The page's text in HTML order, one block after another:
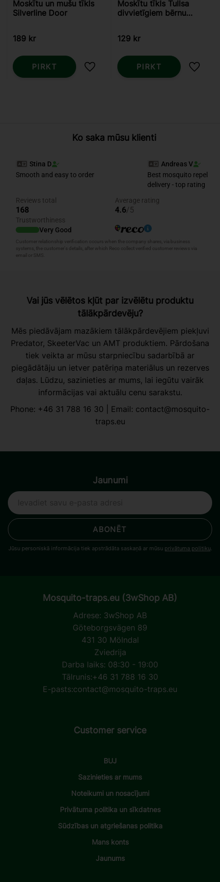
Moskītu un mušu tīkls
Silverline Door
189kr
Pievienot vēlmjām
PIRKT
Moskītu tīkls Tullsa
divvietīgiem bērnu
129kr
PIRKT
Ko saka mūsu klienti
Vai jūs vēlētos kļūt par izvēlētu produktu
tālākpārdevēju?
Mēs piedāvājam mazākiem tālākpārdevējiem piekļuvi
Predator, SkeeterVac un AMT produktiem. Pārdošana
tiek veikta ar mūsu starpniecību sadarbībā ar
piegādātāju un ietver patēriņa materiālus un rezerves
daļas. Lūdzu, sazinieties ar mums, lai iegūtu vairāk
informācijas vai aktuālu cenu sarakstu.
Phone: +46 31 788 16 30 | Email: contact@mosquito-
traps.eu
Jaunumi
ABONĒT
Jūsu personiskā informācija tiek apstrādāta saskaņā ar mūsu privātuma politiku.
Mosquito-traps.eu (3wShop AB)
Adrese: 3wShop AB
Göteborgsvägen 89
431 30 Mölndal
Zviedrija
Darba laiks: 08:30 - 19:00
Tālrunis:+46 31 788 16 30
E-pasts:contact@mosquito-traps.eu
Customer service
BUJ
Sazinieties ar mums
Noteikumi un nosacījumi
Privātuma politika un sīkdatnes
Sūdzības un atgriešanas politika
Mans konts
Jaunums